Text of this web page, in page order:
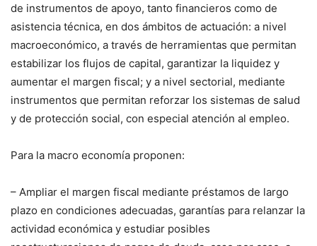
de instrumentos de apoyo, tanto financieros como de
asistencia técnica, en dos ámbitos de actuación: a nivel
macroeconómico, a través de herramientas que permitan
estabilizar los flujos de capital, garantizar la liquidez y
aumentar el margen fiscal; y a nivel sectorial, mediante
instrumentos que permitan reforzar los sistemas de salud
y de protección social, con especial atención al empleo.
Para la macro economía proponen:
– Ampliar el margen fiscal mediante préstamos de largo
plazo en condiciones adecuadas, garantías para relanzar la
actividad económica y estudiar posibles